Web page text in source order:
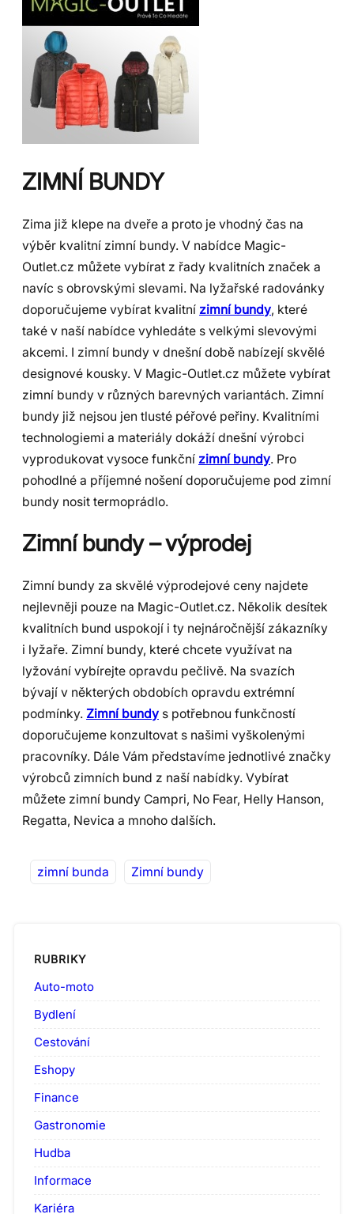
ZIMNÍ BUNDY
Zima již klepe na dveře a proto je vhodný čas na
výběr kvalitní zimní bundy. V nabídce Magic-
Outlet.cz můžete vybírat z řady kvalitních značek a
navíc s obrovskými slevami. Na lyžařské radovánky
doporučujeme vybírat kvalitní zimní bundy, které
také v naší nabídce vyhledáte s velkými slevovými
akcemi. I zimní bundy v dnešní době nabízejí skvělé
designové kousky. V Magic-Outlet.cz můžete vybírat
zimní bundy v různých barevných variantách. Zimní
bundy již nejsou jen tlusté péřové peřiny. Kvalitními
technologiemi a materiály dokáží dnešní výrobci
vyprodukovat vysoce funkční zimní bundy. Pro
pohodlné a příjemné nošení doporučujeme pod zimní
bundy nosit termoprádlo.
Zimní bundy – výprodej
Zimní bundy za skvělé výprodejové ceny najdete
nejlevněji pouze na Magic-Outlet.cz. Několik desítek
kvalitních bund uspokojí i ty nejnáročnější zákazníky
i lyžaře. Zimní bundy, které chcete využívat na
lyžování vybírejte opravdu pečlivě. Na svazích
bývají v některých obdobích opravdu extrémní
podmínky. Zimní bundy s potřebnou funkčností
doporučujeme konzultovat s našimi vyškolenými
pracovníky. Dále Vám představíme jednotlivé značky
výrobců zimních bund z naší nabídky. Vybírat
můžete zimní bundy Campri, No Fear, Helly Hanson,
Regatta, Nevica a mnoho dalších.
zimní bunda Zimní bundy
RUBRIKY
Auto-moto
Bydlení
Cestování
Eshopy
Finance
Gastronomie
Hudba
Informace
Kariéra